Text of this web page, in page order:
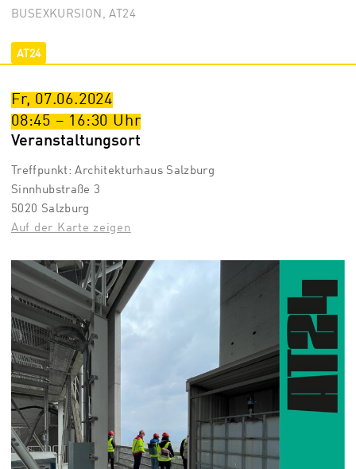
BUSEXKURSION, AT24
AT24
Fr, 07.06.2024
08:45 – 16:30 Uhr
Veranstaltungsort
Treffpunkt: Architekturhaus Salzburg
Sinnhubstraße 3
5020 Salzburg
Auf der Karte zeigen